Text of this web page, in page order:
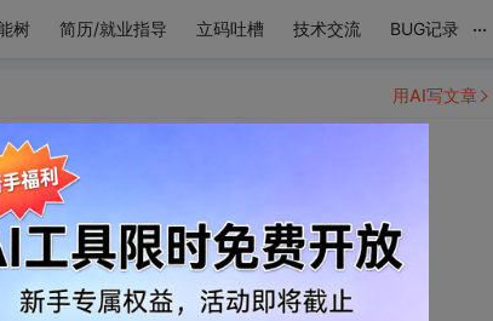
树 简历/就业指导 立码吐槽 技术交流 BUG记录 ...
比得上你的冰清。
用AI写文章